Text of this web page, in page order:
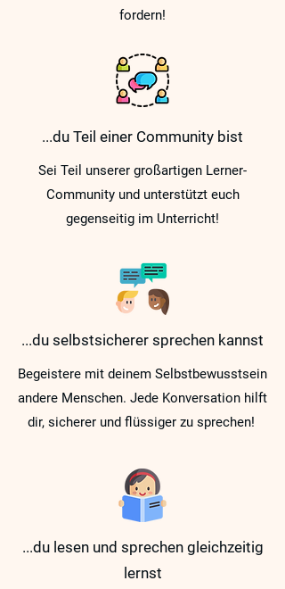
fordern!
...du Teil einer Community bist
Sei Teil unserer großartigen Lerner-
Community und unterstützt euch
gegenseitig im Unterricht!
...du selbstsicherer sprechen kannst
Begeistere mit deinem Selbstbewusstsein
andere Menschen. Jede Konversation hilft
dir, sicherer und flüssiger zu sprechen!
...du lesen und sprechen gleichzeitig
lernst